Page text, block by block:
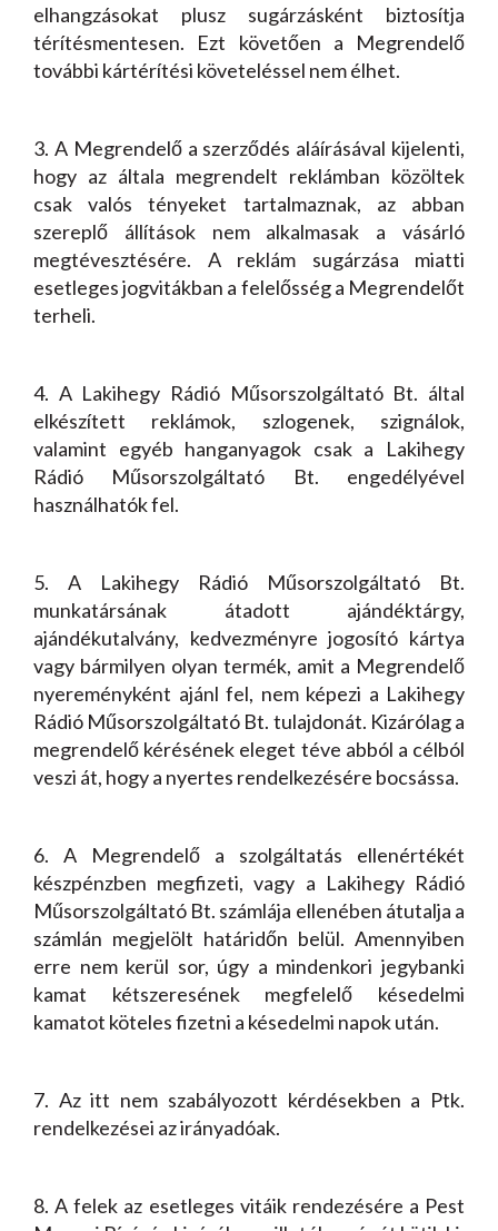
elhangzásokat plusz sugárzásként biztosítja
térítésmentesen. Ezt követően a Megrendelő
további kártérítési követeléssel nem élhet.
3. A Megrendelő a szerződés aláírásával kijelenti,
hogy az általa megrendelt reklámban közöltek
csak valós tényeket tartalmaznak, az abban
szereplő állítások nem alkalmasak a vásárló
megtévesztésére. A reklám sugárzása miatti
esetleges jogvitákban a felelősség a Megrendelőt
terheli.
4. A Lakihegy Rádió Műsorszolgáltató Bt. által
elkészített reklámok, szlogenek, szignálok,
valamint egyéb hanganyagok csak a Lakihegy
Rádió Műsorszolgáltató Bt. engedélyével
használhatók fel.
5. A Lakihegy Rádió Műsorszolgáltató Bt.
munkatársának átadott ajándéktárgy,
ajándékutalvány, kedvezményre jogosító kártya
vagy bármilyen olyan termék, amit a Megrendelő
nyereményként ajánl fel, nem képezi a Lakihegy
Rádió Műsorszolgáltató Bt. tulajdonát. Kizárólag a
megrendelő kérésének eleget téve abból a célból
veszi át, hogy a nyertes rendelkezésére bocsássa.
6. A Megrendelő a szolgáltatás ellenértékét
készpénzben megfizeti, vagy a Lakihegy Rádió
Műsorszolgáltató Bt. számlája ellenében átutalja a
számlán megjelölt határidőn belül. Amennyiben
erre nem kerül sor, úgy a mindenkori jegybanki
kamat kétszeresének megfelelő késedelmi
kamatot köteles fizetni a késedelmi napok után.
7. Az itt nem szabályozott kérdésekben a Ptk.
rendelkezései az irányadóak.
8. A felek az esetleges vitáik rendezésére a Pest